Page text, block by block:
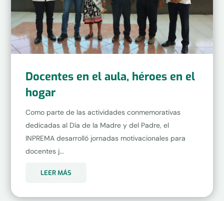
Docentes en el aula, héroes en el
hogar
Como parte de las actividades conmemorativas
dedicadas al Día de la Madre y del Padre, el
INPREMA desarrolló jornadas motivacionales para
docentes j...
LEER MÁS